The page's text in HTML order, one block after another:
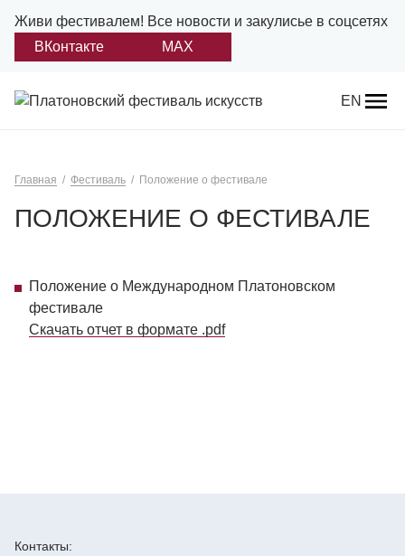
Живи фестивалем! Все новости и закулисье в соцсетях
ВКонтакте
MAX
EN
Назад
Платонов
Положение о фестивале
Дирекция
Главная Фестиваль Положение о фестивале
ПОЛОЖЕНИЕ О ФЕСТИВАЛЕ
Положение о Международном Платоновском
фестивале
Скачать отчет в формате .pdf
Контакты: